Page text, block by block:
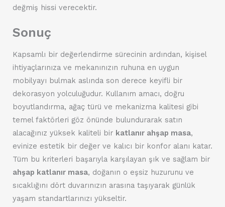
değmiş hissi verecektir.
Sonuç
Kapsamlı bir değerlendirme sürecinin ardından, kişisel
ihtiyaçlarınıza ve mekanınızın ruhuna en uygun
mobilyayı bulmak aslında son derece keyifli bir
dekorasyon yolculuğudur. Kullanım amacı, doğru
boyutlandırma, ağaç türü ve mekanizma kalitesi gibi
temel faktörleri göz önünde bulundurarak satın
alacağınız yüksek kaliteli bir katlanır ahşap masa,
evinize estetik bir değer ve kalıcı bir konfor alanı katar.
Tüm bu kriterleri başarıyla karşılayan şık ve sağlam bir
ahşap katlanır masa, doğanın o eşsiz huzurunu ve
sıcaklığını dört duvarınızın arasına taşıyarak günlük
yaşam standartlarınızı yükseltir.